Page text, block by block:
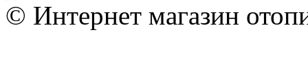
© Интернет магазин